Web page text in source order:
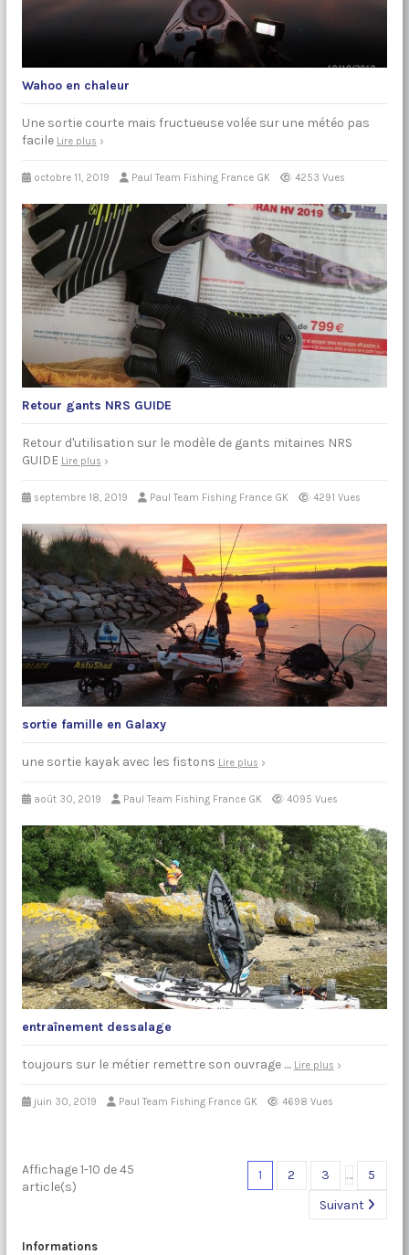
Wahoo en chaleur
Une sortie courte mais fructueuse volée sur une météo pas
facile Lire plus
octobre 11, 2019 Paul Team Fishing France GK 4253 Vues
Retour gants NRS GUIDE
Retour d'utilisation sur le modèle de gants mitaines NRS
GUIDE Lire plus
septembre 18, 2019 Paul Team Fishing France GK 4291 Vues
sortie famille en Galaxy
une sortie kayak avec les fistons Lire plus
août 30, 2019 Paul Team Fishing France GK 4095 Vues
entraînement dessalage
toujours sur le métier remettre son ouvrage .... Lire plus
juin 30, 2019 Paul Team Fishing France GK 4698 Vues
Affichage 1-10 de 45
article(s)
1 2 3 …
5
Suivant
Informations